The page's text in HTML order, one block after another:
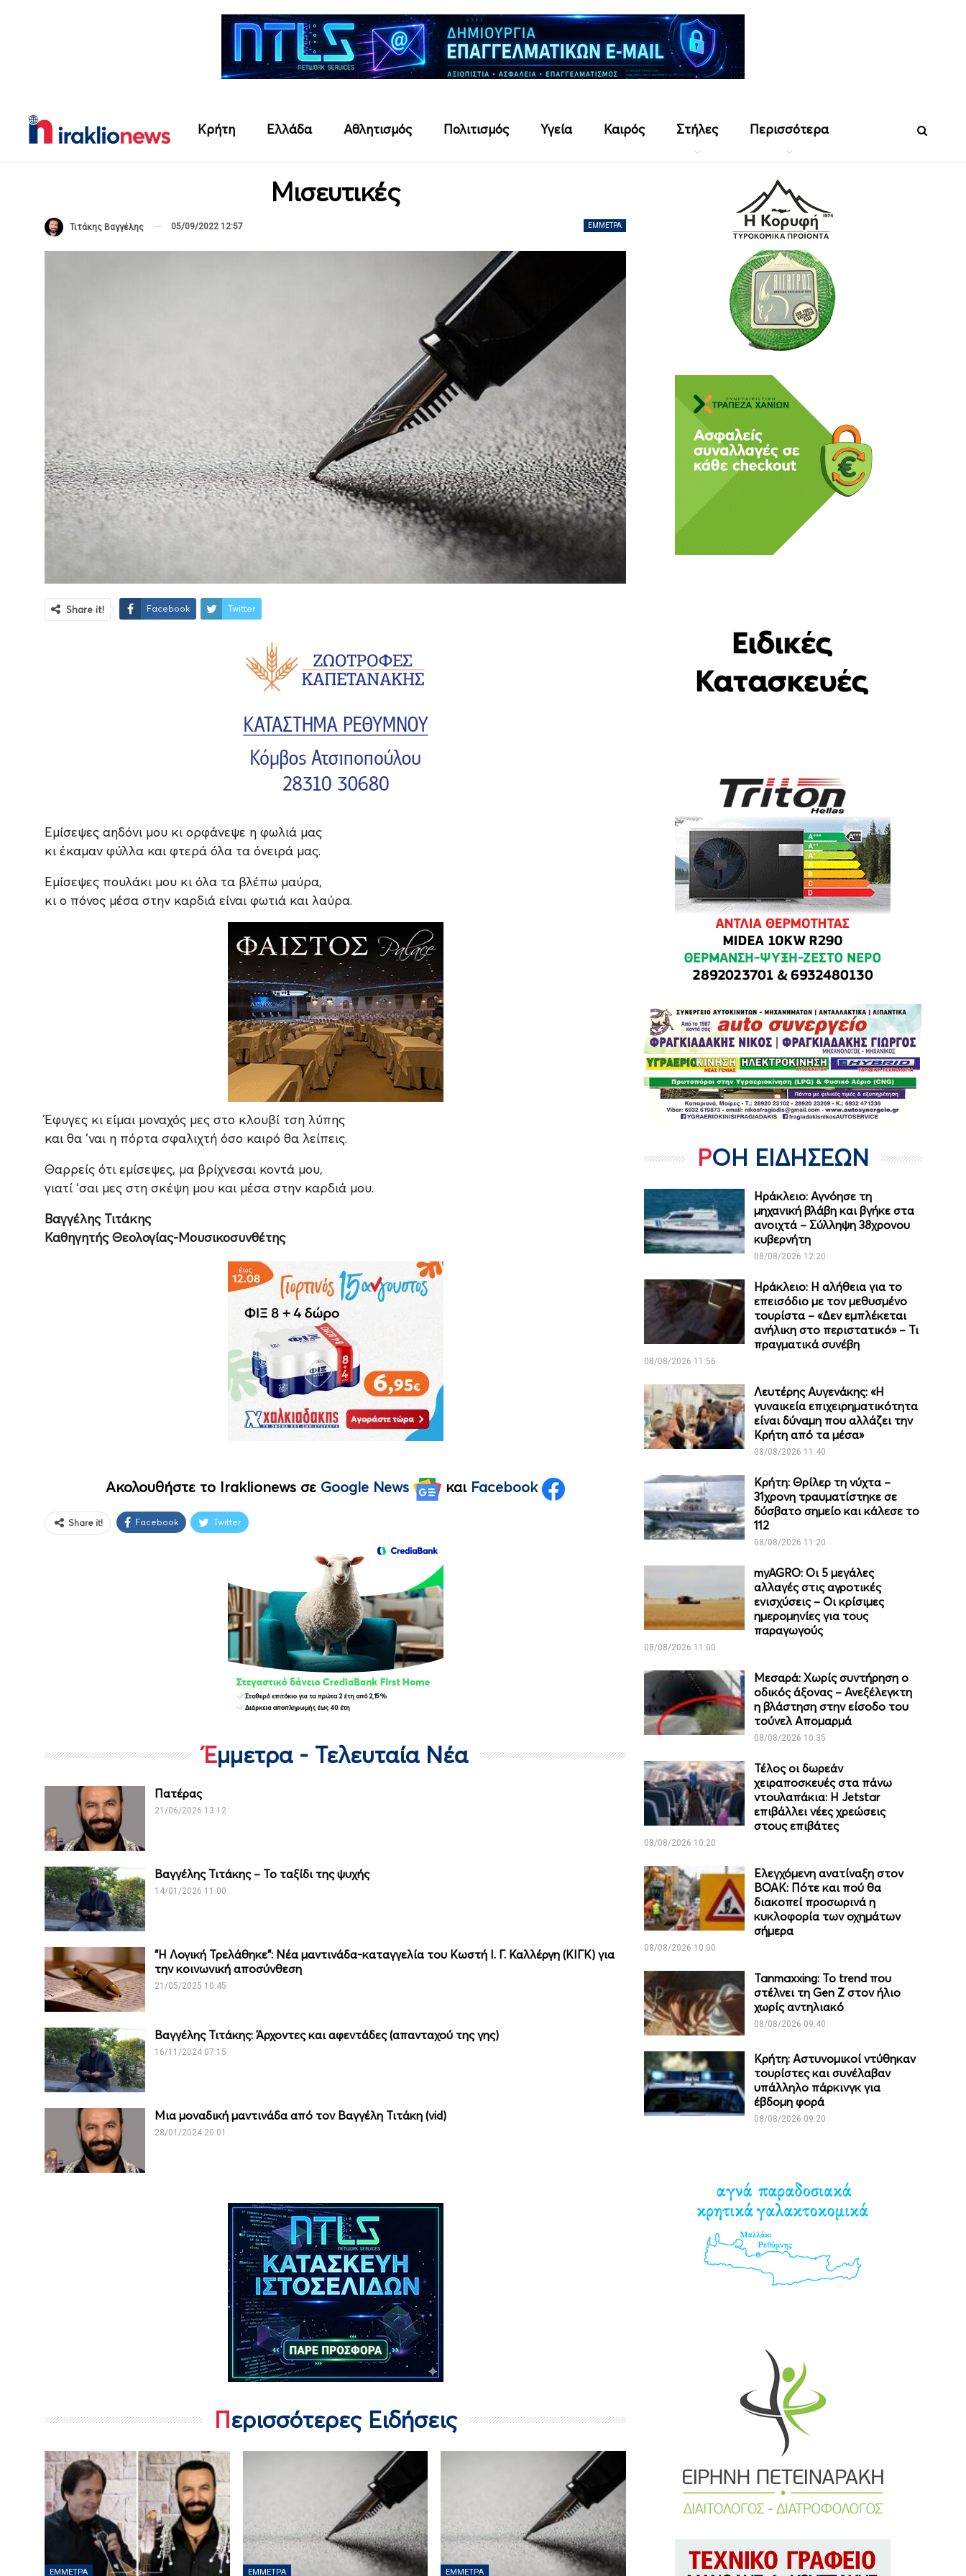
Κρήτη Ελλάδα Αθλητισμός Πολιτισμός Υγεία Καιρός Στήλες Περισσότερα
Μισευτικές
ΈΜΜΕΤΡΑ
Τιτάκης Βαγγέλης 05/09/2022 12:57
Share it! Facebook Twitter
Εμίσεψες αηδόνι μου κι ορφάνεψε η φωλιά μας
κι έκαμαν φύλλα και φτερά όλα τα όνειρά μας.
Εμίσεψες πουλάκι μου κι όλα τα βλέπω μαύρα,
κι ο πόνος μέσα στην καρδιά είναι φωτιά και λαύρα.
Έφυγες κι είμαι μοναχός μες στο κλουβί τση λύπης
και θα ‘ναι η πόρτα σφαλιχτή όσο καιρό θα λείπεις.
Θαρρείς ότι εμίσεψες, μα βρίχνεσαι κοντά μου,
γιατί ‘σαι μες στη σκέψη μου και μέσα στην καρδιά μου.
Βαγγέλης Τιτάκης
Καθηγητής Θεολογίας-Μουσικοσυνθέτης
Ακολουθήστε το Iraklionews σε Google News και Facebook
Share it! Facebook Twitter
Έμμετρα - Τελευταία Νέα
Πατέρας
21/06/2026 13:12
Βαγγέλης Τιτάκης – Το ταξίδι της ψυχής
14/01/2026 11:00
"Η Λογική Τρελάθηκε": Νέα μαντινάδα-καταγγελία του Κωστή Ι. Γ. Καλλέργη (ΚΙΓΚ) για
την κοινωνική αποσύνθεση
21/05/2025 10:45
Βαγγέλης Τιτάκης: Άρχοντες και αφεντάδες (απανταχού της γης)
16/11/2024 07:15
Μια μοναδική μαντινάδα από τον Βαγγέλη Τιτάκη (vid)
28/01/2024 20:01
Περισσότερες Ειδήσεις
ΈΜΜΕΤΡΑ ΈΜΜΕΤΡΑ ΈΜΜΕΤΡΑ
ΡΟΗ ΕΙΔΗΣΕΩΝ
Ηράκλειο: Αγνόησε τη
μηχανική βλάβη και βγήκε στα
ανοιχτά – Σύλληψη 38χρονου
κυβερνήτη
08/08/2026 12:20
Ηράκλειο: Η αλήθεια για το
επεισόδιο με τον μεθυσμένο
τουρίστα – «Δεν εμπλέκεται
ανήλικη στο περιστατικό» – Τι
πραγματικά συνέβη
08/08/2026 11:56
Λευτέρης Αυγενάκης: «Η
γυναικεία επιχειρηματικότητα
είναι δύναμη που αλλάζει την
Κρήτη από τα μέσα»
08/08/2026 11:40
Κρήτη: Θρίλερ τη νύχτα –
31χρονη τραυματίστηκε σε
δύσβατο σημείο και κάλεσε το
112
08/08/2026 11:20
myAGRO: Οι 5 μεγάλες
αλλαγές στις αγροτικές
ενισχύσεις – Οι κρίσιμες
ημερομηνίες για τους
παραγωγούς
08/08/2026 11:00
Μεσαρά: Χωρίς συντήρηση ο
οδικός άξονας – Ανεξέλεγκτη
η βλάστηση στην είσοδο του
τούνελ Απομαρμά
08/08/2026 10:35
Τέλος οι δωρεάν
χειραποσκευές στα πάνω
ντουλαπάκια: Η Jetstar
επιβάλλει νέες χρεώσεις
στους επιβάτες
08/08/2026 10:20
Ελεγχόμενη ανατίναξη στον
ΒΟΑΚ: Πότε και πού θα
διακοπεί προσωρινά η
κυκλοφορία των οχημάτων
σήμερα
08/08/2026 10:00
Tanmaxxing: To trend που
στέλνει τη Gen Z στον ήλιο
χωρίς αντηλιακό
08/08/2026 09:40
Κρήτη: Αστυνομικοί ντύθηκαν
τουρίστες και συνέλαβαν
υπάλληλο πάρκινγκ για
έβδομη φορά
08/08/2026 09:20